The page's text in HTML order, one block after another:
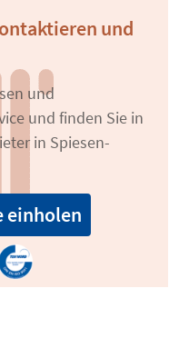
und
und
und finden Sie in
in Spiesen-
einholen